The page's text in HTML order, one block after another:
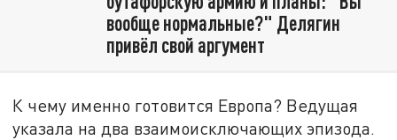
вообще нормальные?" Делягин
привёл свой аргумент
К чему именно готовится Европа? Ведущая
указала на два взаимоисключающих эпизода.